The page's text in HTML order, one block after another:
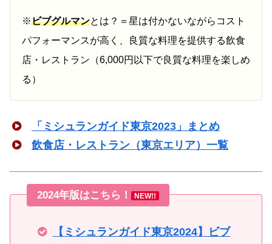
※ビブグルマンとは？＝星は付かないながらコスト
パフォーマンスが高く、良質な料理を提供する飲食
店・レストラン（6,000円以下で良質な料理を楽しめ
る）
「ミシュランガイド東京2023」まとめ
飲食店・レストラン（東京エリア）一覧
2024年版はこちら！ NEW!!
【ミシュランガイド東京2024】ビブ